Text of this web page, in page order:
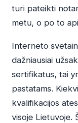
turi pateikti
metu, o po to
Interneto
dažniausiai
sertifikatus, tai
pastatams.
kvalifikacijos
visoje Lietuvoje.